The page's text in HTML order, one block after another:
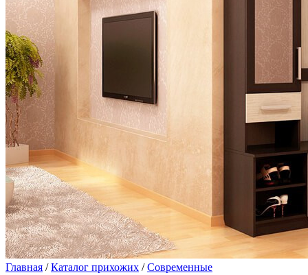
Главная /Каталог прихожих /Современные